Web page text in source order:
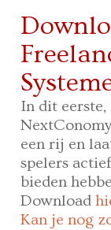
In dit
een rij en
spelers
bieden
Download
Kan je nog